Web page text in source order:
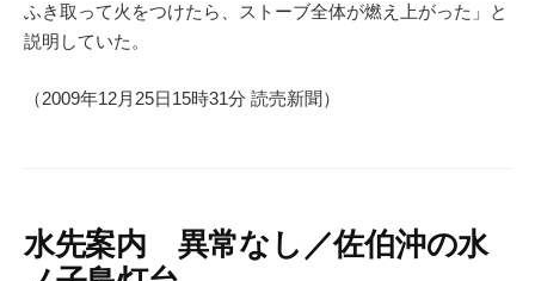
ふき取って火をつけたら、ストーブ全体が燃え上がった」と
説明していた。
（2009年12月25日15時31分 読売新聞）
水先案内 異常なし／佐伯沖の水